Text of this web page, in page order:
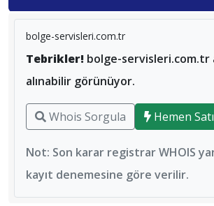
bolge-servisleri.com.tr
Tebrikler! bolge-servisleri.com.tr
alınabilir görünüyor.
Whois Sorgula Hemen
Not: Son karar registrar WHOIS
kayıt denemesine göre verilir.